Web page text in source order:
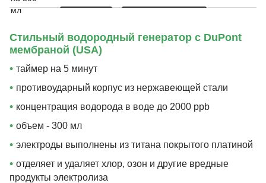
Стильный водородный генератор с DuPont
мембраной (USA)
• таймер на 5 минут
• противоударный корпус из нержавеющей стали
• концентрация водорода в воде до 2000 ppb
• объем - 300 мл
• электроды выполнены из титана покрытого платиной
• отделяет и удаляет хлор, озон и другие вредные
продукты электролиза